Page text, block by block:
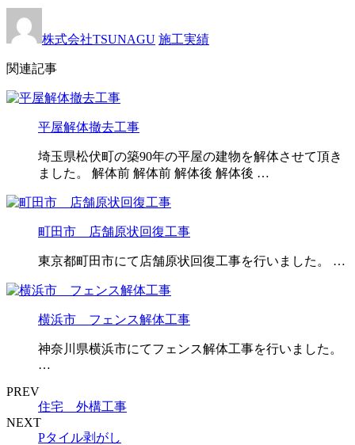
株式会社TSUNAGU 施工実績
関連記事
平屋解体撤去工事
埼玉県松伏町の築90年の平屋の建物を解体させて頂き
ました。 解体前 解体前 解体後 解体後 …
町田市 店舗原状回復工事
東京都町田市にて店舗原状回復工事を行いました。 …
横浜市 フェンス解体工事
神奈川県横浜市にてフェンス解体工事を行いました。
…
PREV
住宅 外構工事
NEXT
Pタイル剥がし